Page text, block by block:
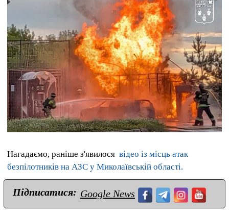
Нагадаємо, раніше з'явилося відео із місць атак
безпілотників на АЗС у Миколаївській області.
Підписатися: Google News